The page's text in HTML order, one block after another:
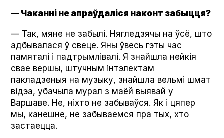
— Чаканні не апраўдаліся наконт забыцця?
— Так, мяне не забылі. Нягледзячы на ўсё, што
адбывалася ў свеце. Яны ўвесь гэты час
памяталі і падтрымлівалі. Я знайшла нейкія
свае вершы, штучным інтэлектам
пакладзеныя на музыку, знайшла вельмі шмат
відэа, убачыла мурал з маёй выявай у
Варшаве. Не, ніхто не забываўся. Як і цяпер
мы, канешне, не забываемся пра тых, хто
застаецца.